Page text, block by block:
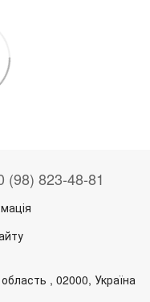
(98) 823-48-81
, 02000, Україна